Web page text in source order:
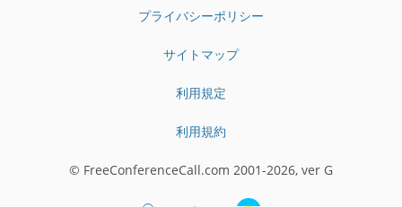
プライバシーポリシー
サイトマップ
利用規定
利用規約
© FreeConferenceCall.com 2001-2026, ver G